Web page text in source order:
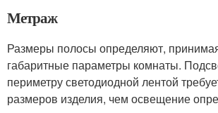
Метраж
Размеры полосы определяют,
габаритные параметры комнаты.
периметру светодиодной лентой
размеров изделия, чем освещение